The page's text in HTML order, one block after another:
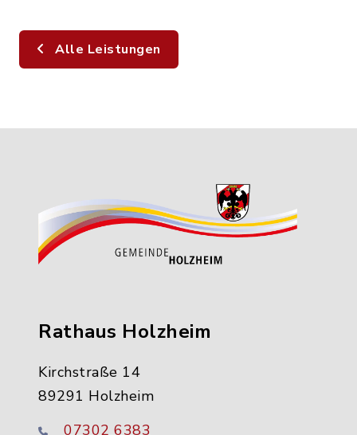
Alle Leistungen
Rathaus Holzheim
Kirchstraße 14
89291 Holzheim
07302 6383